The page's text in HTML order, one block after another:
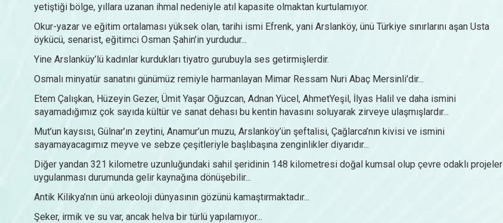
yetiştiği bölge, yıllara uzanan ihmal nedeniyle atıl kapasite olmaktan kurtulamıyor.
Okur-yazar ve eğitim ortalaması yüksek olan, tarihi ismi Efrenk, yani Arslanköy, ünü Türkiye sınırlarını aşan Usta
öykücü, senarist, eğitimci Osman Şahin’in yurdudur...
Yine Arslanküy’lü kadınlar kurdukları tiyatro gurubuyla ses getirmişlerdir.
Osmalı minyatür sanatını günümüz remiyle harmanlayan Mimar Ressam Nuri Abaç Mersinli'dir...
Etem Çalışkan, Hüzeyin Gezer, Ümit Yaşar Oğuzcan, Adnan Yücel, AhmetYeşil, İlyas Halil ve daha ismini
sayamadığımız çok sayıda kültür ve sanat dehası bu kentin havasını soluyarak zirveye ulaşmışlardır...
Mut’un kaysısı, Gülnar’ın zeytini, Anamur’un muzu, Arslanköy’ün şeftalisi, Çağlarca’nın kivisi ve ismini
sayamayacagımız meyve ve sebze çeşitleriyle başlıbaşına zenginlikler diyarıdır...
Diğer yandan 321 kilometre uzunluğundaki sahil şeridinin 148 kilometresi doğal kumsal olup çevre odaklı projeler
uygulanması durumunda gelir kaynağına dönüşebilir...
Antik Kilikya’nın ünü arkeoloji dünyasının gözünü kamaştırmaktadır...
Şeker, irmik ve su var, ancak helva bir türlü yapılamıyor...